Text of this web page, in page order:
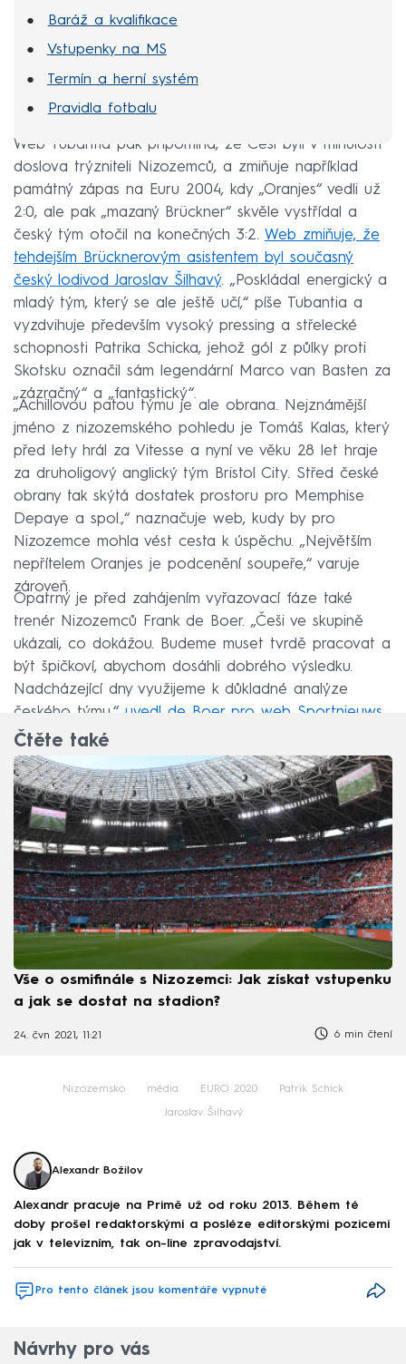
Baráž a kvalifikace
Vstupenky na MS
Termín a herní systém
Pravidla fotbalu
Web Tubantia pak připomíná, že Češi byli v minulosti
doslova trýzniteli Nizozemců, a zmiňuje například
památný zápas na Euru 2004, kdy „Oranjes“ vedli už
2:0, ale pak „mazaný Brückner“ skvěle vystřídal a
český tým otočil na konečných 3:2. Web zmiňuje, že
tehdejším Brücknerovým asistentem byl současný
český lodivod Jaroslav Šilhavý. „Poskládal energický a
mladý tým, který se ale ještě učí,“ píše Tubantia a
vyzdvihuje především vysoký pressing a střelecké
schopnosti Patrika Schicka, jehož gól z půlky proti
Skotsku označil sám legendární Marco van Basten za
„zázračný“ a „fantastický“.
„Achillovou patou týmu je ale obrana. Nejznámější
jméno z nizozemského pohledu je Tomáš Kalas, který
před lety hrál za Vitesse a nyní ve věku 28 let hraje
za druholigový anglický tým Bristol City. Střed české
obrany tak skýtá dostatek prostoru pro Memphise
Depaye a spol.,“ naznačuje web, kudy by pro
Nizozemce mohla vést cesta k úspěchu. „Největším
nepřítelem Oranjes je podcenění soupeře,“ varuje
zároveň.
Opatrný je před zahájením vyřazovací fáze také
trenér Nizozemců Frank de Boer. „Češi ve skupině
ukázali, co dokážou. Budeme muset tvrdě pracovat a
být špičkoví, abychom dosáhli dobrého výsledku.
Nadcházející dny využijeme k důkladné analýze
českého týmu,“ uvedl de Boer pro web Sportnieuws
Čtěte také
Vše o osmifinále s Nizozemci: Jak získat vstupenku
a jak se dostat na stadion?
24. čvn 2021, 11:21 6 min čtení
Nizozemsko média EURO 2020 Patrik Schick
Jaroslav Šilhavý
Alexandr Božilov
Alexandr pracuje na Primě už od roku 2013. Během té
doby prošel redaktorskými a posléze editorskými pozicemi
jak v televizním, tak on-line zpravodajství.
Pro tento článek jsou komentáře vypnuté
Návrhy pro vás